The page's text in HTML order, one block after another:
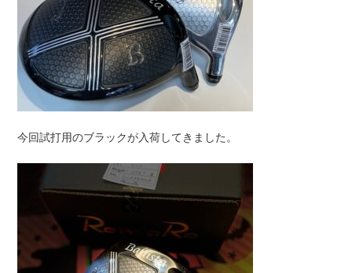
今回試打用のブラックが入荷してきました。